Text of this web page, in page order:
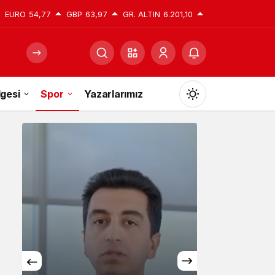
EURO 54,77 GBP 63,97 GR. ALTIN 6.201,10
Spor Yazarlarımız
Mod
değiştir
Gündüz Modu
Gündüz modunu seçin.
Gece Modu
Gece modunu seçin.